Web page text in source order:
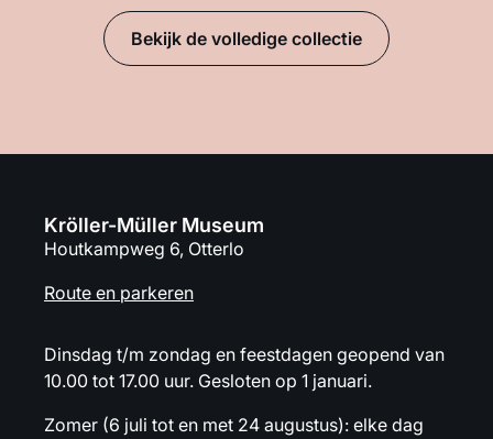
Bekijk de volledige collectie
Kröller-Müller Museum
Houtkampweg 6, Otterlo
Route en parkeren
Dinsdag t/m zondag en feestdagen geopend van
10.00 tot 17.00 uur. Gesloten op 1 januari.
Zomer (6 juli tot en met 24 augustus): elke dag